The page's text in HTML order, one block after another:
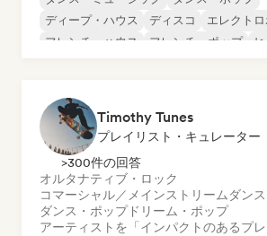
ディープ・ハウス
ディスコ
エレクト
フレンチ・ハウス
フレンチ・ポップ
Timothy Tunes
プレイリスト・キュレーター
>300件の回答
オルタナティブ・ロック
コマーシャル／メインストリーム ダン
ダンス・ポップドリーム・ポップ
アーティストを「インパクトのあるプ